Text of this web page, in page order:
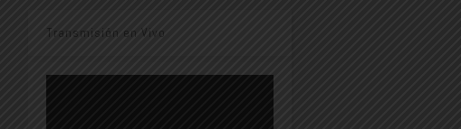
Transmisión en Vivo